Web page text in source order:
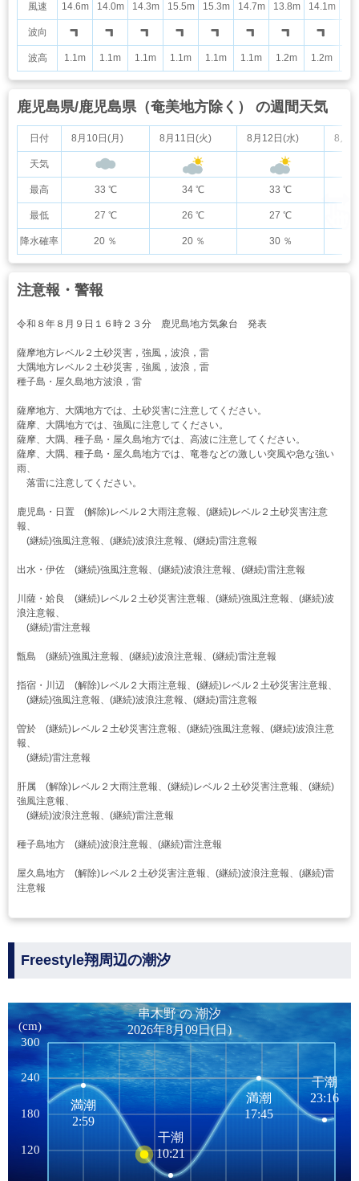
風速
波向
波高
14.6m 14.0m 14.3m 15.5m 15.3m 14.7m 13.8m 14.1m
1.1m 1.1m 1.1m 1.1m 1.1m 1.1m 1.2m 1.2m
鹿児島県/鹿児島県（奄美地方除く） の週間天気
日付
天気
最高
最低
降水確率
8月10日(月) 8月11日(火) 8月12日(水) 8月
33 ℃ 34 ℃ 33 ℃
27 ℃ 26 ℃ 27 ℃
20 ％ 20 ％ 30 ％
注意報・警報
令和８年８月９日１６時２３分 鹿児島地方気象台 発表
薩摩地方レベル２土砂災害，強風，波浪，雷
大隅地方レベル２土砂災害，強風，波浪，雷
種子島・屋久島地方波浪，雷
薩摩地方、大隅地方では、土砂災害に注意してください。
薩摩、大隅地方では、強風に注意してください。
薩摩、大隅、種子島・屋久島地方では、高波に注意してください。
薩摩、大隅、種子島・屋久島地方では、竜巻などの激しい突風や急な強い
雨、
落雷に注意してください。
鹿児島・日置 (解除)レベル２大雨注意報、(継続)レベル２土砂災害注意
報、
(継続)強風注意報、(継続)波浪注意報、(継続)雷注意報
出水・伊佐 (継続)強風注意報、(継続)波浪注意報、(継続)雷注意報
川薩・姶良 (継続)レベル２土砂災害注意報、(継続)強風注意報、(継続)波
浪注意報、
(継続)雷注意報
甑島 (継続)強風注意報、(継続)波浪注意報、(継続)雷注意報
指宿・川辺 (解除)レベル２大雨注意報、(継続)レベル２土砂災害注意報、
(継続)強風注意報、(継続)波浪注意報、(継続)雷注意報
曽於 (継続)レベル２土砂災害注意報、(継続)強風注意報、(継続)波浪注意
報、
(継続)雷注意報
肝属 (解除)レベル２大雨注意報、(継続)レベル２土砂災害注意報、(継続)
強風注意報、
(継続)波浪注意報、(継続)雷注意報
種子島地方 (継続)波浪注意報、(継続)雷注意報
屋久島地方 (解除)レベル２土砂災害注意報、(継続)波浪注意報、(継続)雷
注意報
Freestyle翔周辺の潮汐